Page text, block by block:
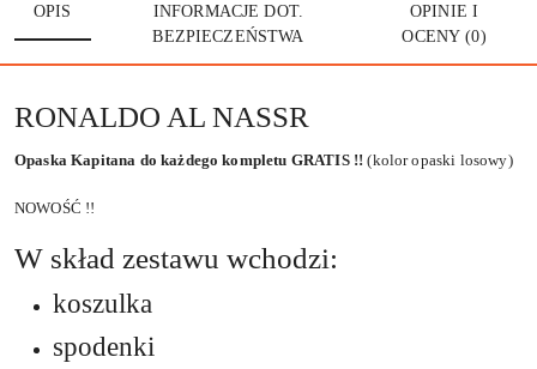
OPIS
INFORMACJE DOT.
BEZPIECZEŃSTWA
OPINIE I
OCENY (0)
RONALDO AL NASSR
Opaska Kapitana do każdego kompletu GRATIS !!(kolor opaski losowy)
NOWOŚĆ !!
W skład zestawu wchodzi:
koszulka
spodenki